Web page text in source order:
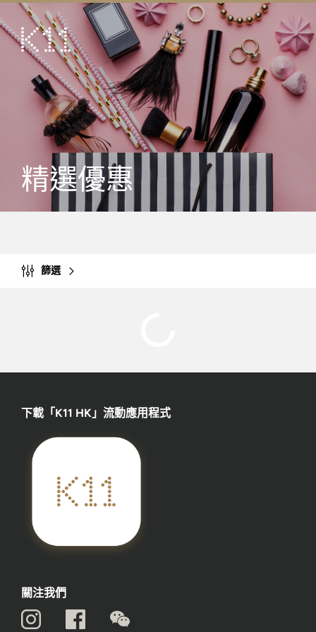
ENG
藝術及文化
店鋪
美饌
活動
優惠及推廣
精選優惠
篩選
下載「K11 HK」流動應用程式
關注我們